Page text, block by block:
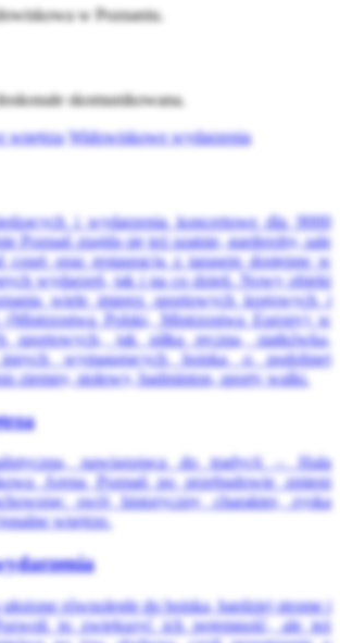
w Poznaniu.
skomunikowana.
wnętrza Widowiskowe wydarzenia
i wydarzenia koncertowe dla 9000
Poznań znajdą się też szatnie, garderoby, sale
court oraz restauracja z tarasem dostępne w
wydarzeń, jak i na co dzień. Nowy obiekt
wiele imprez sportowych krajowych i
(Mistrzostwa Polski, Mistrzostwa Europy) w
sportowych, jak piłka ręczna, siatkówka,
wymagających boiska o podobnej
ziemny, stołowy, badminton, sporty walki.
nawiązująca do tradycji – Hala
Arena Poznań po przebudowie zmieni
swój historyczny charakter, zyska
wnętrze.
równolegle do boiska, bardziej strome i
to zwiększyć ich pojemność, ale też